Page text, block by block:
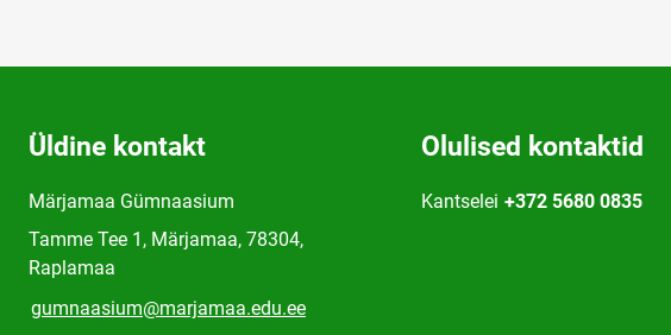
Üldine kontakt
Märjamaa Gümnaasium
Tamme Tee 1, Märjamaa, 78304,
Raplamaa
gumnaasium@marjamaa.edu.ee
Olulised kontaktid
Kantselei +372 5680 0835